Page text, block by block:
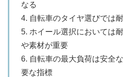
なる
4. 自転車のタイヤ選びでは
5. ホイール選択においては
や素材が重要
6. 自転車の最大負荷は安全
要な指標